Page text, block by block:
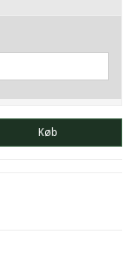
Køb